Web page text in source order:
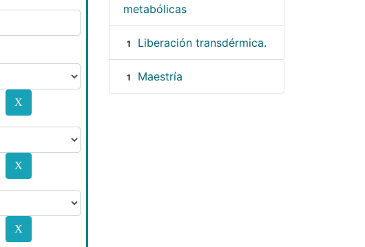
metabólicas
1 Liberación transdérmica.
1 Maestría